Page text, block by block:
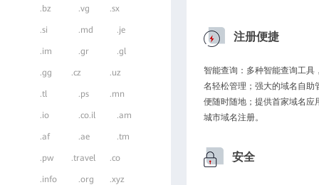
.bz .vg .sx
.si .md .je
.im .gr .gl
.gg .cz .uz
.tl .ps .mn
.io .co.il .am
.af .ae .tm
.pw .travel .co
.info .org .xyz
注册便捷
智能查询：多种智能查询工具
名轻松管理；强大的域名自
便随时随地；提供首家域名应
城市域名注册。
安全